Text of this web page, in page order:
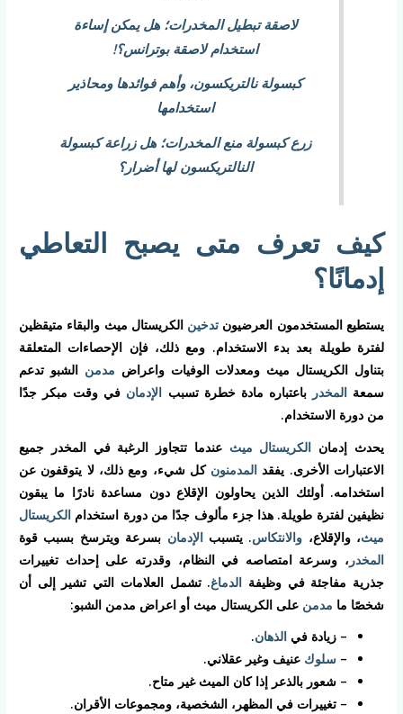
لاصقة تبطيل المخدرات؛ هل يمكن إساءة
استخدام لاصقة بوترانس؟!
كبسولة نالتريكسون، وأهم فوائدها ومحاذير
استخدامها
زرع كبسولة منع المخدرات؛ هل زراعة كبسولة
النالتريكسون لها أضرار؟
كيف تعرف متى يصبح التعاطي
إدمانًا؟
يستطيع المستخدمون العرضيون تدخين الكريستال ميث والبقاء متيقظين
لفترة طويلة بعد بدء الاستخدام. ومع ذلك، فإن الإحصاءات المتعلقة
بتناول الكريستال ميث ومعدلات الوفيات واعراض مدمن الشبو تدعم
سمعةالمخدر باعتباره مادة خطرة تسبب الإدمان في وقت مبكر جدًا
من دورة الاستخدام.
يحدث إدمان الكريستال ميث عندما تتجاوز الرغبة في المخدر جميع
الاعتبارات الأخرى. يفقد المدمنون كل شيء، ومع ذلك، لا يتوقفون عن
استخدامه. أولئك الذين يحاولون الإقلاع دون مساعدة نادرًا ما يبقون
نظيفين لفترة طويلة. هذا جزء مألوف جدًا من دورة استخدام الكريستال
ميث، والإقلاع، والانتكاس. يتسببالإدمان بسرعة ويترسخ بسبب قوة
المخدر ، وسرعة امتصاصه في النظام، وقدرته على إحداث تغييرات
جذرية مفاجئة في وظيفة الدماغ. تشمل العلامات التي تشير إلى أن
شخصًا ما مدمن على الكريستال ميث أو اعراض مدمن الشبو:
– زيادة فيالذهان.
–سلوك عنيف وغير عقلاني.
– شعور بالذعر إذا كان الميث غير متاح.
– تغييرات في المظهر، الشخصية، ومجموعات الأقران.